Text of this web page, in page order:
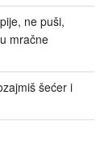
ne puši,
mračne
šećer i